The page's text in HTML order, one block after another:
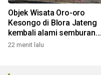
Objek Wisata Oro-oro
Kesongo di Blora Jateng
kembali alami semburan
lumpur
22 menit lalu